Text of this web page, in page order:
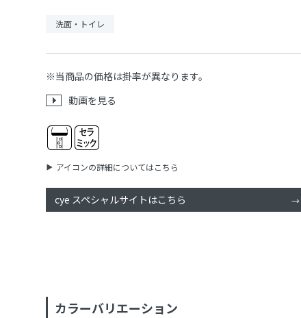
洗面・トイレ
※当商品の価格は掛率が異なります。
動画を見る
アイコンの詳細についてはこちら
cye スペシャルサイトはこちら
カラーバリエーション